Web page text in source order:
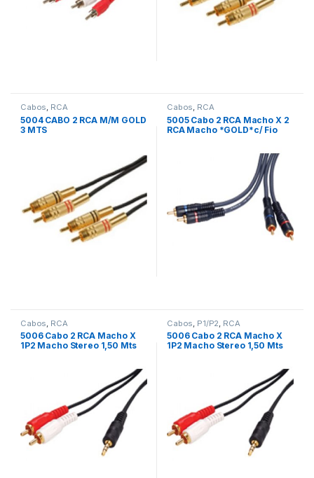
Cabos, RCA
5004 CABO 2 RCA M/M GOLD
3 MTS
Cabos, RCA
5005 Cabo 2 RCA Macho X 2
RCA Macho *GOLD*c/ Fio
Cabos RCA
5006 Cabo 2 RCA Macho X
1P2 Macho Stereo 1,50 Mts
Cabos P1/P2 RCA
5006 Cabo 2 RCA Macho X
1P2 Macho Stereo 1,50 Mts